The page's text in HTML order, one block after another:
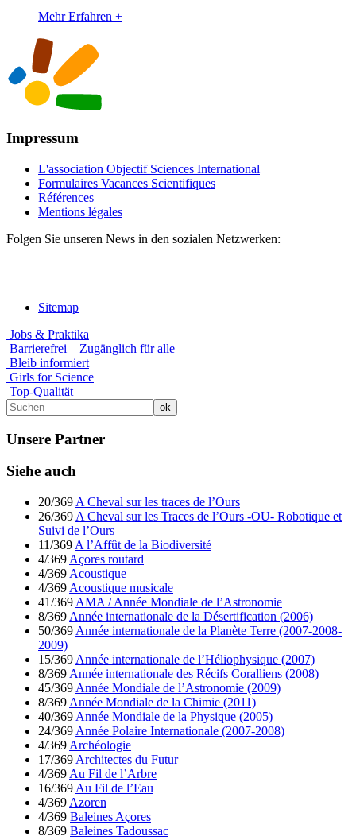
Mehr Erfahren +
Impressum
L'association Objectif Sciences International
Formulaires Vacances Scientifiques
Références
Mentions légales
Folgen Sie unseren News in den sozialen Netzwerken:
Sitemap
Jobs & Praktika
Barrierefrei – Zugänglich für alle
Bleib informiert
Girls for Science
Top-Qualität
Unsere Partner
Siehe auch
20/369 A Cheval sur les traces de l’Ours
26/369 A Cheval sur les Traces de l’Ours -OU- Robotique et
Suivi de l’Ours
11/369 A l’Affût de la Biodiversité
4/369 Açores routard
4/369 Acoustique
4/369 Acoustique musicale
41/369 AMA / Année Mondiale de l’Astronomie
8/369 Année internationale de la Désertification (2006)
50/369 Année internationale de la Planète Terre (2007-2008-
2009)
15/369 Année internationale de l’Héliophysique (2007)
8/369 Année internationale des Récifs Coralliens (2008)
45/369 Année Mondiale de l’Astronomie (2009)
8/369 Année Mondiale de la Chimie (2011)
40/369 Année Mondiale de la Physique (2005)
24/369 Année Polaire Internationale (2007-2008)
4/369 Archéologie
17/369 Architectes du Futur
4/369 Au Fil de l’Arbre
16/369 Au Fil de l’Eau
4/369 Azoren
4/369 Baleines Açores
8/369 Baleines Tadoussac